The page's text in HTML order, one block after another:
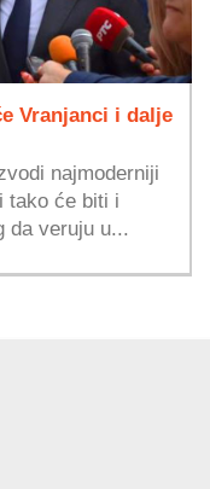
Vranjanci i dalje
najmoderniji
tako će biti i
da veruju u...